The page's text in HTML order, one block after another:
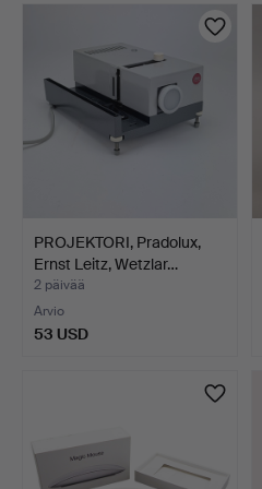
PROJEKTORI, Pradolux,
Ernst Leitz, Wetzlar…
2 päivää
Arvio
53 USD